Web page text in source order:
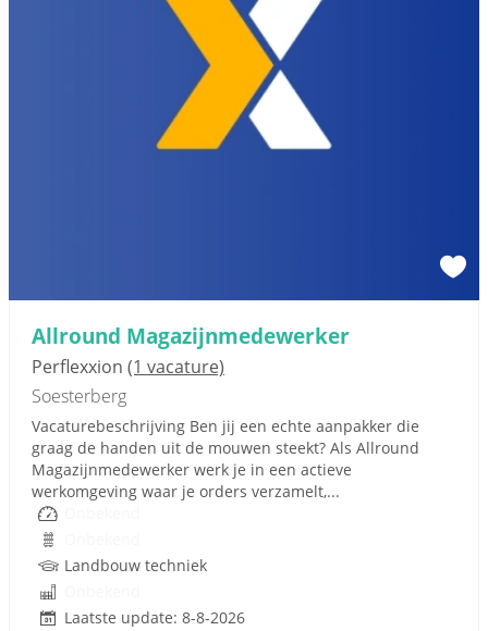
Allround Magazijnmedewerker
Perflexxion (1 vacature)
Soesterberg
Vacaturebeschrijving Ben jij een echte aanpakker die
graag de handen uit de mouwen steekt? Als Allround
Magazijnmedewerker werk je in een actieve
werkomgeving waar je orders verzamelt,...
Landbouw techniek
Laatste update: 8-8-2026